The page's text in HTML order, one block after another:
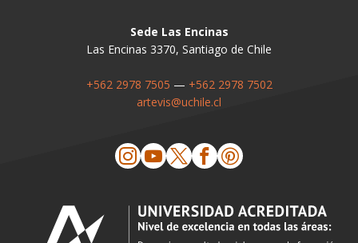
Sede Las Encinas
Las Encinas 3370, Santiago de Chile
+562 2978 7505 — +562 2978 7502
artevis@uchile.cl